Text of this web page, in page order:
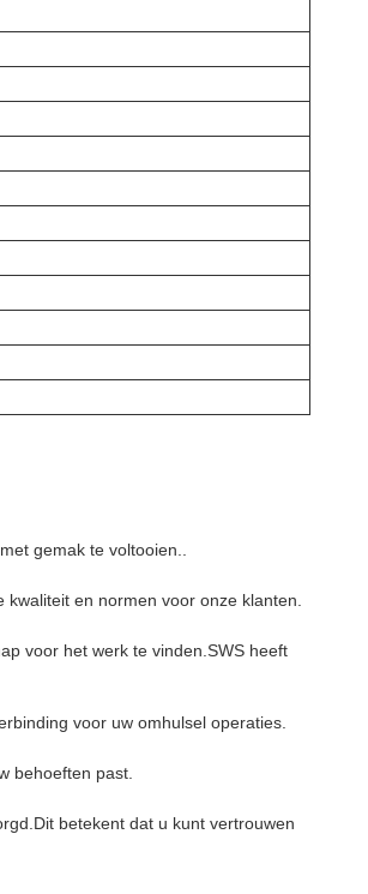
gemak te voltooien..
en normen voor onze klanten.
voor het werk te vinden.SWS heeft
voor uw omhulsel operaties.
behoeften past.
betekent dat u kunt vertrouwen